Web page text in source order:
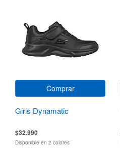
Comprar
Girls Dynamatic
$32.990
Disponible en 2 colores